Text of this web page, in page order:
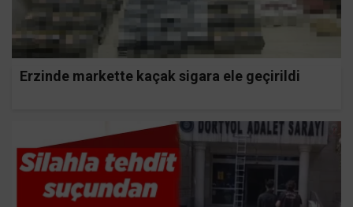
Erzinde markette kaçak sigara ele geçirildi